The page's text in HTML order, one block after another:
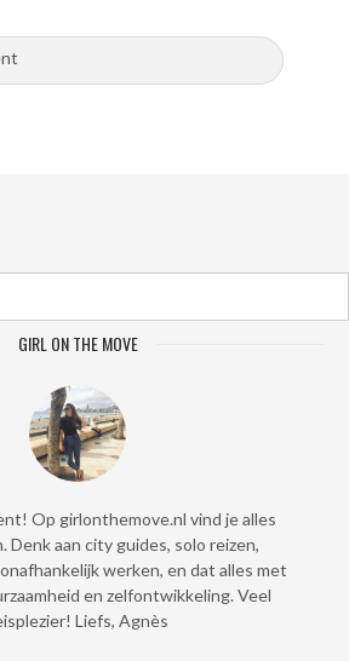
GIRL ON THE MOVE
Op girlonthemove.nl vind je alles
Denk aan city guides, solo reizen,
werken, en dat alles met
en zelfontwikkeling. Veel
Liefs, Agnès